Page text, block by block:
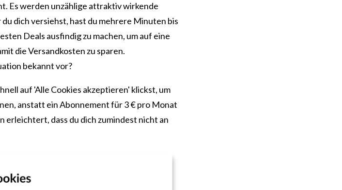
Es werden unzählige attraktiv wirkende
dich versiehst, hast du mehrere Minuten bis
Deals ausfindig zu machen, um auf eine
die Versandkosten zu sparen.
bekannt vor?
auf 'Alle Cookies akzeptieren' klickst, um
anstatt ein Abonnement für 3 € pro Monat
erleichtert, dass du dich zumindest nicht an